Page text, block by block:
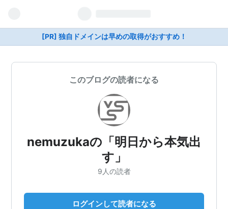
[PR] 独自ドメインは早めの取得がおすすめ！
このブログの読者になる
nemuzukaの「明日から本気出
す」
9人の読者
ログインして読者になる